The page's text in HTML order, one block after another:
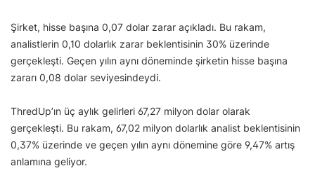
Şirket, hisse başına 0,07 dolar zarar açıkladı. Bu rakam,
analistlerin 0,10 dolarlık zarar beklentisinin 30% üzerinde
gerçekleşti. Geçen yılın aynı döneminde şirketin hisse başına
zararı 0,08 dolar seviyesindeydi.
ThredUp’ın üç aylık gelirleri 67,27 milyon dolar olarak
gerçekleşti. Bu rakam, 67,02 milyon dolarlık analist beklentisinin
0,37% üzerinde ve geçen yılın aynı dönemine göre 9,47% artış
anlamına geliyor.